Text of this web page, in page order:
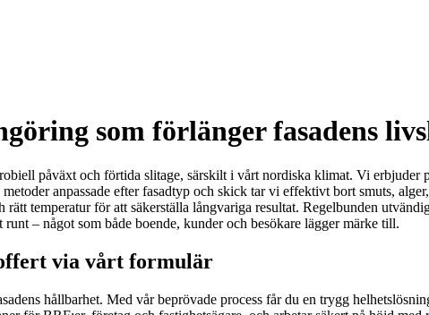
som förlänger fasadens
påväxt och förtida slitage, särskilt i vårt nordiska klimat. Vi erbjuder
anpassade efter fasadtyp och skick tar vi effektivt bort smuts,
temperatur för att säkerställa långvariga resultat. Regelbunden
– något som både boende, kunder och besökare lägger märke till.
via vårt formulär
hållbarhet. Med vår beprövade process får du en trygg